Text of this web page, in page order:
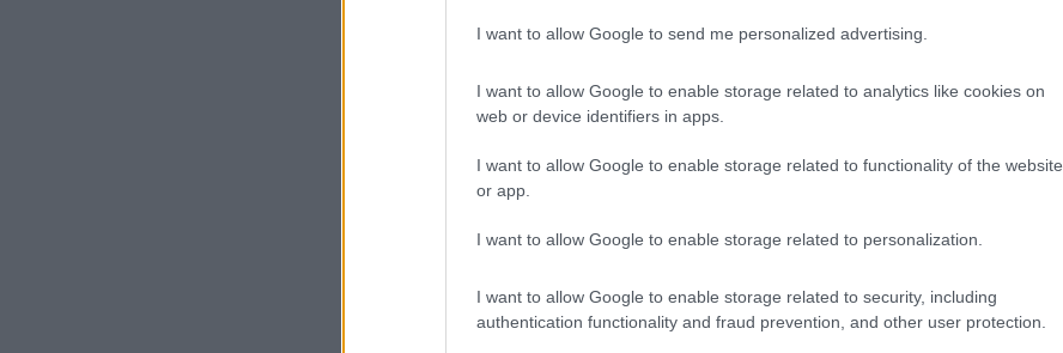
I want to allow Google to send me personalized advertising.
I want to allow Google to enable storage related to analytics like cookies on
web or device identifiers in apps.
I want to allow Google to enable storage related to functionality of the website
or app.
I want to allow Google to enable storage related to personalization.
I want to allow Google to enable storage related to security, including
authentication functionality and fraud prevention, and other user protection.